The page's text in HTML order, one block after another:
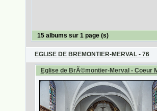
15 albums sur 1 page (s)
EGLISE DE BREMONTIER-MERVAL - 76
Eglise de BrÃ©montier-Merval - Coeur